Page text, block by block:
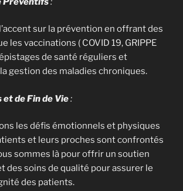
sur la prévention en offrant des
les vaccinations ( COVID 19, GRIPPE
de santé réguliers et
gestion des maladies chroniques.
de Fin de Vie:
les défis émotionnels et physiques
et leurs proches sont confrontés
sommes là pour offrir un soutien
des soins de qualité pour assurer le
des patients.